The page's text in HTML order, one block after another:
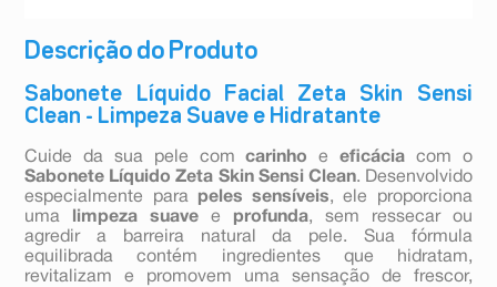
Descrição do Produto
Sabonete Líquido Facial Zeta Skin Sensi
Clean - Limpeza Suave e Hidratante
Cuide da sua pele comcarinho eeficácia com o
Sabonete Líquido Zeta Skin Sensi Clean. Desenvolvido
especialmente para peles sensíveis, ele proporciona
uma
limpeza suave e profunda, sem ressecar ou
agredir a barreira natural da pele. Sua fórmula
equilibrada contém ingredientes que hidratam,
revitalizam e promovem uma sensação de frescor,